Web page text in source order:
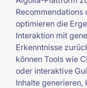
optimieren die
Interaktion mit
Erkenntnisse
können Tools wie
oder interaktive
Inhalte